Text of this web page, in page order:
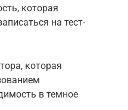
которая
на тест-
которая
в темное